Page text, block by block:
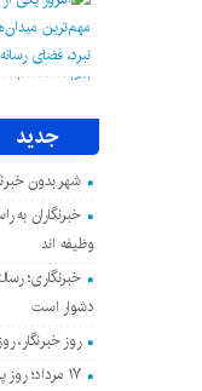
جدید
شهر بدون
خبرنگاران
وظیفه اند
خبرنگاری؛
دشوار است
روز
۱۷ مرداد؛